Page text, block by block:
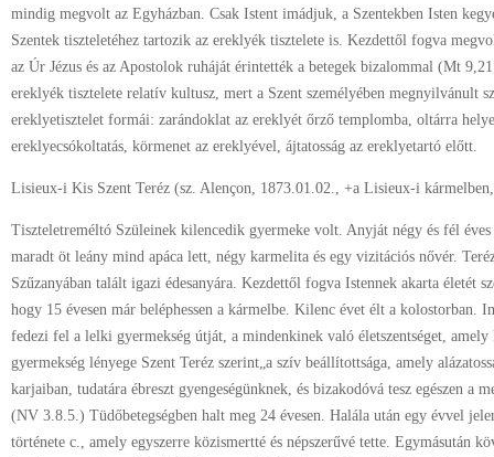
mindig megvolt az Egyházban. Csak Istent imádjuk, a Szentekben Isten
Szentek tiszteletéhez tartozik az ereklyék tisztelete is. Kezdettől fogva
az Úr Jézus és az Apostolok ruháját érintették a betegek bizalommal (Mt
ereklyék tisztelete relatív kultusz, mert a Szent személyében megnyilvánult
ereklyetisztelet formái: zarándoklat az ereklyét őrző templomba, oltárra
ereklyecsókoltatás, körmenet az ereklyével, ájtatosság az ereklyetartó előtt.
Lisieux-i Kis Szent Teréz (sz. Alençon, 1873.01.02., +a Lisieux-i
Tiszteletreméltó Szüleinek kilencedik gyermeke volt. Anyját négy és fél
maradt öt leány mind apáca lett, négy karmelita és egy vizitációs nővér.
Szűzanyában talált igazi édesanyára. Kezdettől fogva Istennek akarta életét
hogy 15 évesen már beléphessen a kármelbe. Kilenc évet élt a kolostorban.
fedezi fel a lelki gyermekség útját, a mindenkinek való életszentséget,
gyermekség lényege Szent Teréz szerint„a szív beállítottsága, amely
karjaiban, tudatára ébreszt gyengeségünknek, és bizakodóvá tesz egészen a
(NV 3.8.5.) Tüdőbetegségben halt meg 24 évesen. Halála után egy évvel
története c., amely egyszerre közismertté és népszerűvé tette. Egymásután